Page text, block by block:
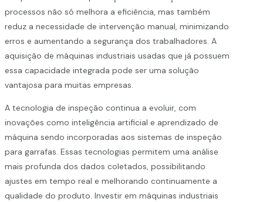
processos não só melhora a eficiência, mas também
reduz a necessidade de intervenção manual, minimizando
erros e aumentando a segurança dos trabalhadores. A
aquisição de máquinas industriais usadas que já possuem
essa capacidade integrada pode ser uma solução
vantajosa para muitas empresas.
A tecnologia de inspeção continua a evoluir, com
inovações como inteligência artificial e aprendizado de
máquina sendo incorporadas aos sistemas de inspeção
para garrafas. Essas tecnologias permitem uma análise
mais profunda dos dados coletados, possibilitando
ajustes em tempo real e melhorando continuamente a
qualidade do produto. Investir em máquinas industriais